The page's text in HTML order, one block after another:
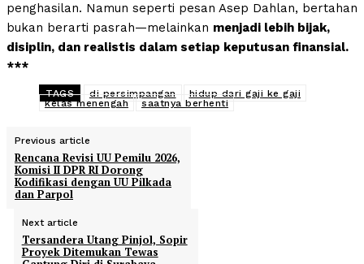
penghasilan. Namun seperti pesan Asep Dahlan, bertahan
bukan berarti pasrah—melainkan menjadi lebih bijak,
disiplin, dan realistis dalam setiap keputusan finansial.
***
TAGS di persimpangan
hidup dari gaji ke gaji
kelas menengah
saatnya berhenti
Previous article
Rencana Revisi UU Pemilu 2026,
Komisi II DPR RI Dorong
Kodifikasi dengan UU Pilkada
dan Parpol
Next article
Tersandera Utang Pinjol, Sopir
Proyek Ditemukan Tewas